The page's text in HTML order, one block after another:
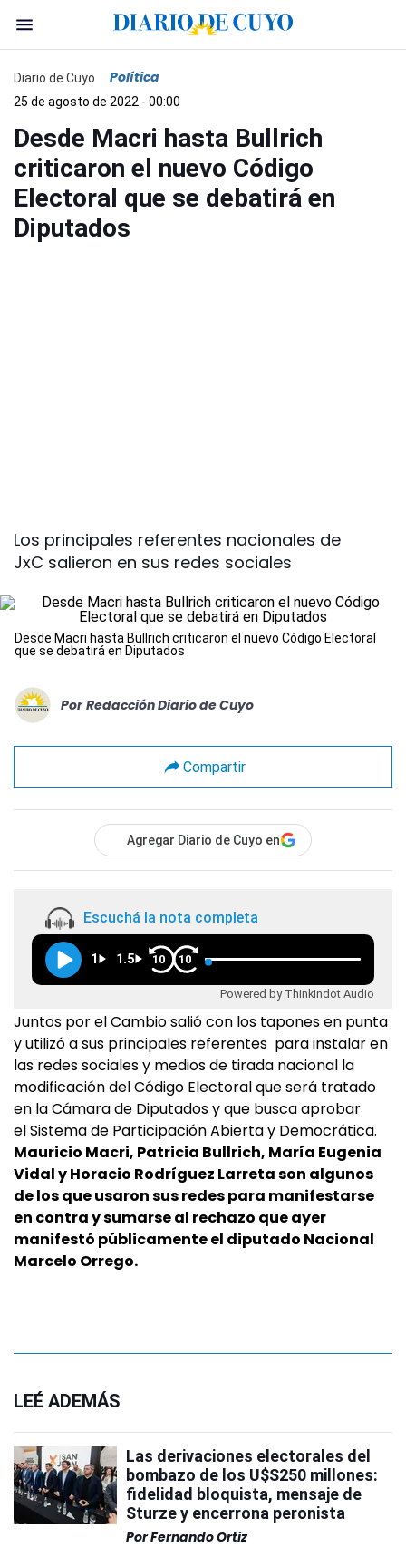
Diario de Cuyo Política
25 de agosto de 2022 - 00:00
Desde Macri hasta Bullrich
criticaron el nuevo Código
Electoral que se debatirá en
Diputados
Los principales referentes nacionales de
JxC salieron en sus redes sociales
Desde Macri hasta Bullrich criticaron el nuevo Código Electoral
que se debatirá en Diputados
Por Redacción Diario de Cuyo
Compartir
Agregar Diario de Cuyo en
Escuchá la nota completa
1 1.5 10 10
Powered by Thinkindot Audio
Juntos por el Cambio salió con los tapones en punta
y utilizó a sus principales referentes para instalar en
las redes sociales y medios de tirada nacional la
modificación del Código Electoral que será tratado
en la Cámara de Diputados y que busca aprobar
el Sistema de Participación Abierta y Democrática.
Mauricio Macri, Patricia Bullrich, María Eugenia
Vidal y Horacio Rodríguez Larreta son algunos
de los que usaron sus redes para manifestarse
en contra y sumarse al rechazo que ayer
manifestó públicamente el diputado Nacional
Marcelo Orrego.
LEÉ ADEMÁS
Las derivaciones electorales del
bombazo de los U$S250 millones:
fidelidad bloquista, mensaje de
Sturze y encerrona peronista
PorFernando Ortiz